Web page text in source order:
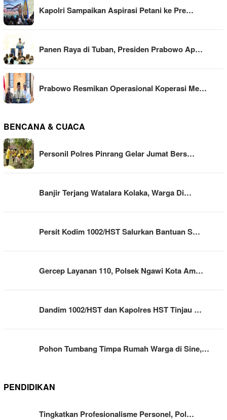
Kapolri Sampaikan Aspirasi Petani ke Pre…
Panen Raya di Tuban, Presiden Prabowo Ap…
Prabowo Resmikan Operasional Koperasi Me…
BENCANA & CUACA
Personil Polres Pinrang Gelar Jumat Bers…
Banjir Terjang Watalara Kolaka, Warga Di…
Persit Kodim 1002/HST Salurkan Bantuan S…
Gercep Layanan 110, Polsek Ngawi Kota Am…
Dandim 1002/HST dan Kapolres HST Tinjau …
Pohon Tumbang Timpa Rumah Warga di Sine,…
PENDIDIKAN
Tingkatkan Profesionalisme Personel, Pol…